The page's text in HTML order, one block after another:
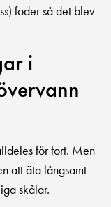
foder så det blev
i
för fort. Men
att äta långsamt
skålar.